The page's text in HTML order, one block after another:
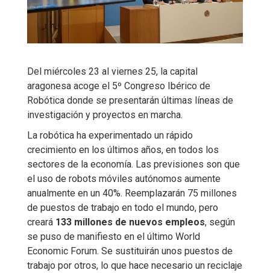
Del miércoles 23 al viernes 25, la capital
aragonesa acoge el 5º Congreso Ibérico de
Robótica donde se presentarán últimas líneas de
investigación y proyectos en marcha.
La robótica ha experimentado un rápido
crecimiento en los últimos años, en todos los
sectores de la economía. Las previsiones son que
el uso de robots móviles autónomos aumente
anualmente en un 40%. Reemplazarán 75 millones
de puestos de trabajo en todo el mundo, pero
creará 133 millones de nuevos empleos, según
se puso de manifiesto en el último World
Economic Forum. Se sustituirán unos puestos de
trabajo por otros, lo que hace necesario un reciclaje